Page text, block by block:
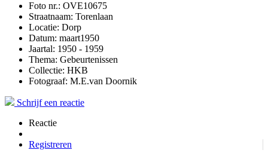
Foto nr.: OVE10675
Straatnaam: Torenlaan
Locatie: Dorp
Datum: maart1950
Jaartal: 1950 - 1959
Thema: Gebeurtenissen
Collectie: HKB
Fotograaf: M.E.van Doornik
Schrijf een reactie
Reactie
Registreren